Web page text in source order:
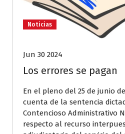
Noticias
Jun 30 2024
Los errores se pagan
En el pleno del 25 de junio
cuenta de la sentencia
Contencioso Administrativo
respecto al recurso